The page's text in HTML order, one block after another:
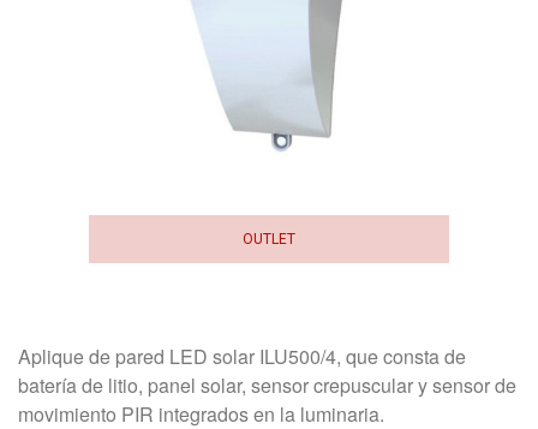
OUTLET
Aplique de pared LED solar ILU500/4, que consta de
batería de litio, panel solar, sensor crepuscular y sensor de
movimiento PIR integrados en la luminaria.